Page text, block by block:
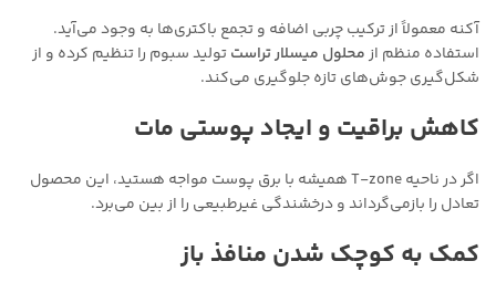
آکنه معمولاً از ترکیب چربی اضافه و تجمع باکتری‌ها به وجود می‌آید.
استفاده منظم ازمحلول میسلار تراستتولید سبوم را تنظیم کرده و از
شکل‌گیری جوش‌های تازه جلوگیری می‌کند.
کاهش براقیت و ایجاد پوستی مات
اگر در ناحیه T-zone همیشه با برق پوست مواجه هستید، این محصول
تعادل را بازمی‌گرداند و درخشندگی غیرطبیعی را از بین می‌برد.
کمک به کوچک شدن منافذ باز